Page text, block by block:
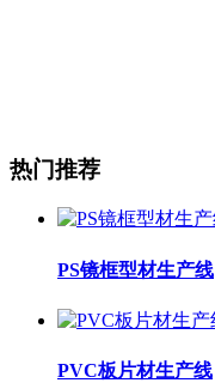
热门推荐
PS镜框型材生产线
PVC板片材生产线